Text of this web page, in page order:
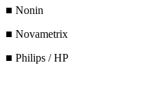
■ Nonin
■ Novametrix
■ Philips / HP